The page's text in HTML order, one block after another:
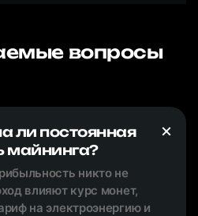
вопросы
ли постоянная
майнинга?
никто не
влияют курс монет,
на электроэнергию и